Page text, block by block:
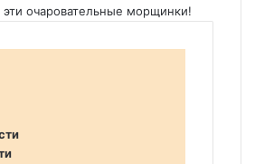
очаровательные морщинки!